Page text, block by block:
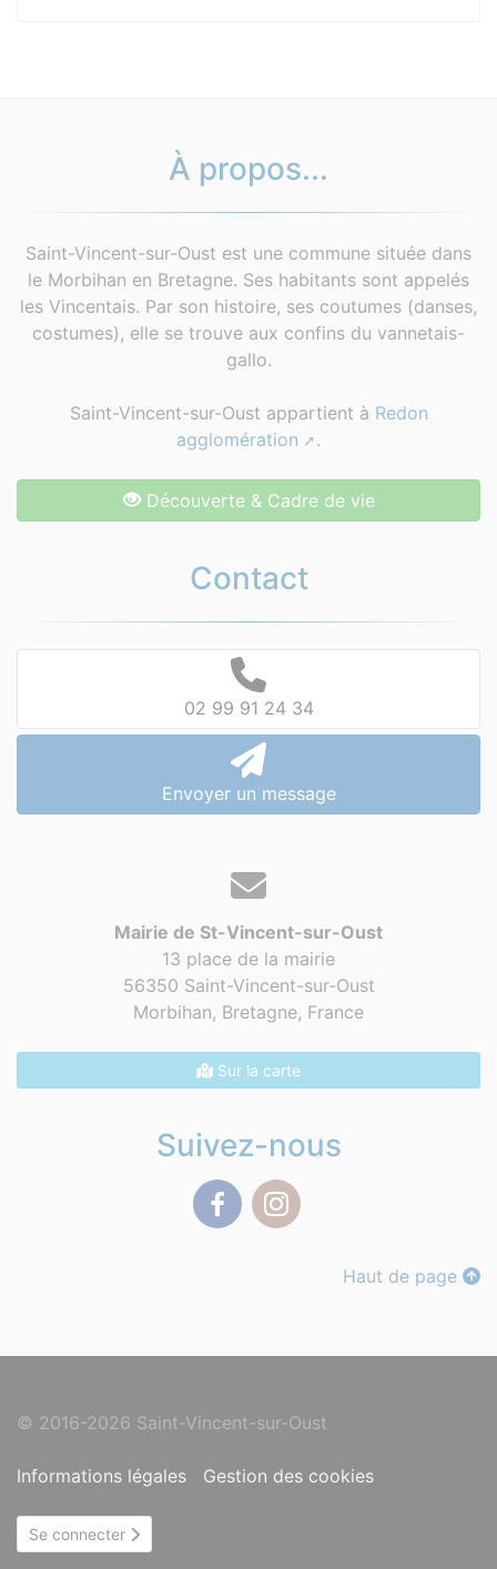
À propos...
Saint-Vincent-sur-Oust est une commune située dans
le Morbihan en Bretagne. Ses habitants sont appelés
les Vincentais. Par son histoire, ses coutumes (danses,
costumes), elle se trouve aux confins du vannetais-
gallo.
Saint-Vincent-sur-Oust appartient à Redon
agglomération
.
Découverte & Cadre de vie
Contact
02 99 91 24 34
Envoyer un message
Mairie de St-Vincent-sur-Oust
13 place de la mairie
56350 Saint-Vincent-sur-Oust
Morbihan, Bretagne, France
Sur la carte
Suivez-nous
Haut de page
© 2016-2026 Saint-Vincent-sur-Oust
Informations légales Gestion des cookies
Se connecter